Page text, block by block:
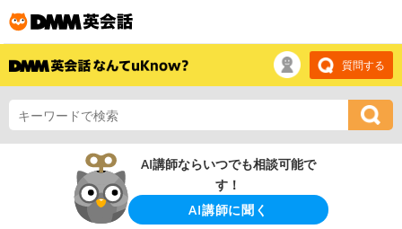
質問する
AI講師ならいつでも相談可能で
す！
AI講師に聞く